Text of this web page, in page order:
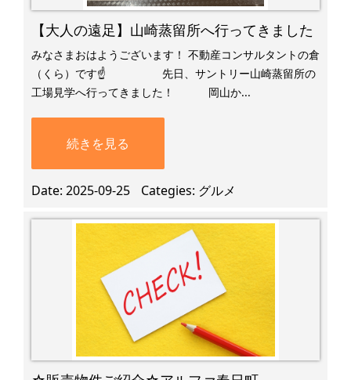
【大人の遠足】山崎蒸留所へ行ってきました
みなさまおはようございます！ 不動産コンサルタントの倉
（くら）です☝ 先日、サントリー山崎蒸留所の
工場見学へ行ってきました！ ​ 岡山か...
続きを見る
Date 2025-09-25 Categies グルメ